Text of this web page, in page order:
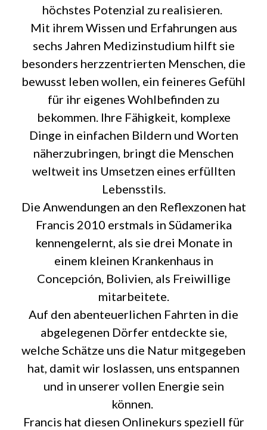
höchstes Potenzial zu realisieren.
Mit ihrem Wissen und Erfahrungen aus
sechs Jahren Medizinstudium hilft sie
besonders herzzentrierten Menschen, die
bewusst leben wollen, ein feineres Gefühl
für ihr eigenes Wohlbefinden zu
bekommen. Ihre Fähigkeit, komplexe
Dinge in einfachen Bildern und Worten
näherzubringen, bringt die Menschen
weltweit ins Umsetzen eines erfüllten
Lebensstils.
Die Anwendungen an den Reflexzonen hat
Francis 2010 erstmals in Südamerika
kennengelernt, als sie drei Monate in
einem kleinen Krankenhaus in
Concepción, Bolivien, als Freiwillige
mitarbeitete.
Auf den abenteuerlichen Fahrten in die
abgelegenen Dörfer entdeckte sie,
welche Schätze uns die Natur mitgegeben
hat, damit wir loslassen, uns entspannen
und in unserer vollen Energie sein
können.
Francis hat diesen Onlinekurs speziell für